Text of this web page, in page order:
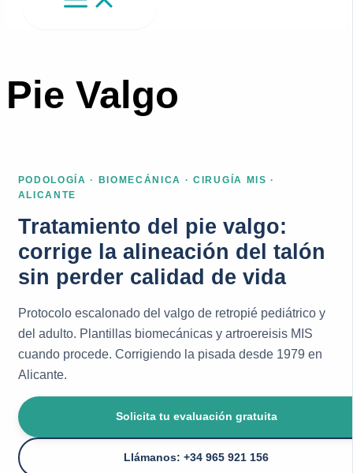
Pie Valgo
PODOLOGÍA · BIOMECÁNICA · CIRUGÍA MIS ·
ALICANTE
Tratamiento del pie valgo:
corrige la alineación del talón
sin perder calidad de vida
Protocolo escalonado del valgo de retropié pediátrico y
del adulto. Plantillas biomecánicas y artroereisis MIS
cuando procede. Corrigiendo la pisada desde 1979 en
Alicante.
Solicita tu evaluación gratuita
Llámanos: +34 965 921 156